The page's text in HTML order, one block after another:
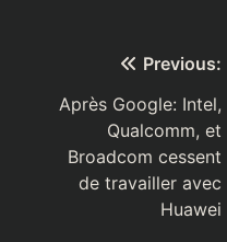
archives nationales
Navigation
de
l’article
Previous:
Après Google: Intel,
Qualcomm, et
Broadcom cessent
de travailler avec
Huawei